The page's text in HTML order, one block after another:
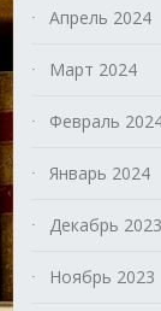
Апрель 2024
Март 2024
Февраль
Январь 2024
Декабрь 2023
Ноябрь 2023